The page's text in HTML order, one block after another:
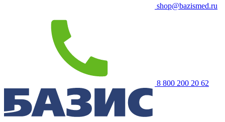
shop@bazismed.ru
8 800 200 20 62